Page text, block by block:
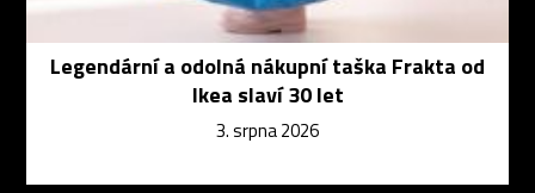
Legendární a odolná nákupní taška Frakta od
Ikea slaví 30 let
3. srpna 2026